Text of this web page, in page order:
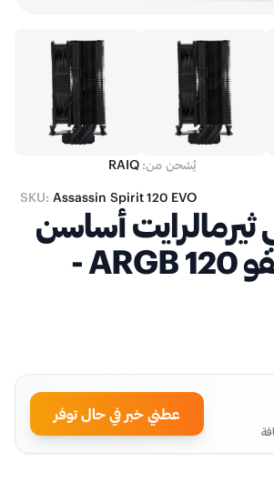
يُشحن من: RAIQ
SKU: Assassin Spirit 120 EVO
ثيرمالرايت أساسن
سبيريت ايفو 120 ARGB -
عطني خبر في حال توفر